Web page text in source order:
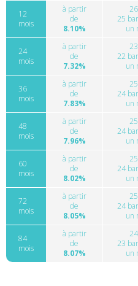
12
mois
à partir
de
8.10%
26
25
un
24
mois
à partir
de
7.32%
23
22
un
36
mois
à partir
de
7.83%
25
24
un
48
mois
à partir
de
7.96%
25
24
un
60
mois
à partir
de
8.02%
25
24
un
72
mois
à partir
de
8.05%
25
24
un
84
mois
à partir
de
8.07%
24
23
un